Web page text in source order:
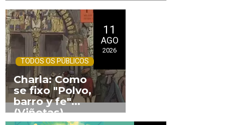
11
AGO
2026
TODOS OS PÚBLICOS
Charla: Como
se fixo "Polvo,
barro y fe"
(Viñetas)